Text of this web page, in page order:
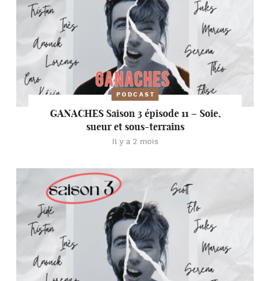
PODCAST
GANACHES Saison 3 épisode 11 – Soie,
sueur et sous-terrains
Il y a 2 mois